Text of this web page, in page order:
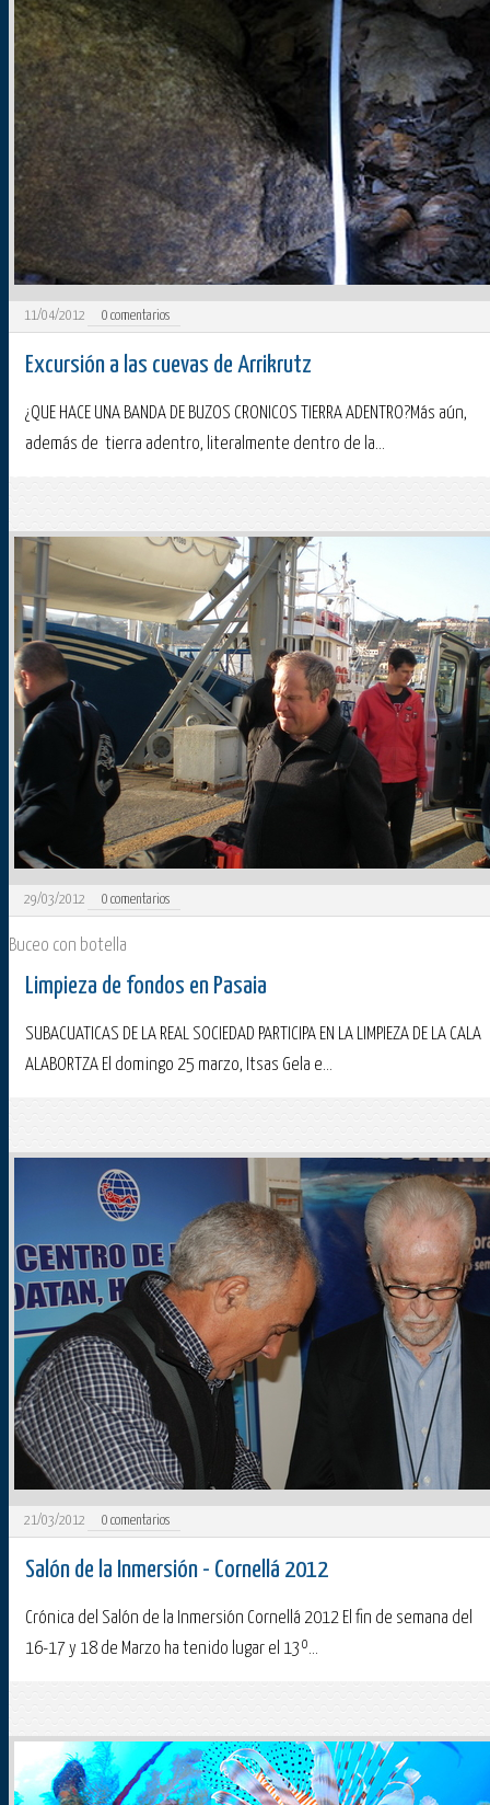
11/04/2012 0 comentarios
Excursión a las cuevas de Arrikrutz
¿QUE HACE UNA BANDA DE BUZOS CRONICOS TIERRA ADENTRO?Más aún,
además de tierra adentro, literalmente dentro de la...
29/03/2012 0 comentarios
Buceo con botella
Limpieza de fondos en Pasaia
SUBACUATICAS DE LA REAL SOCIEDAD PARTICIPA EN LA LIMPIEZA DE LA CALA
ALABORTZA El domingo 25 marzo, Itsas Gela e...
21/03/2012 0 comentarios
Salón de la Inmersión - Cornellá 2012
Crónica del Salón de la Inmersión Cornellá 2012 El fin de semana del
16-17 y 18 de Marzo ha tenido lugar el 13º...